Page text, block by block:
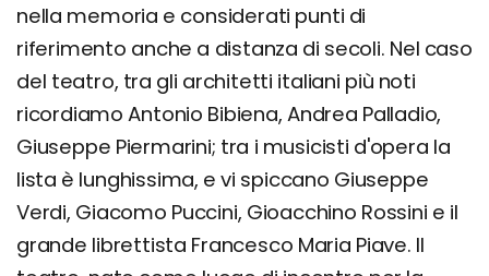
nella memoria e considerati punti di
riferimento anche a distanza di secoli. Nel caso
del teatro, tra gli architetti italiani più noti
ricordiamo Antonio Bibiena, Andrea Palladio,
Giuseppe Piermarini; tra i musicisti d'opera la
lista è lunghissima, e vi spiccano Giuseppe
Verdi, Giacomo Puccini, Gioacchino Rossini e il
grande librettista Francesco Maria Piave. Il